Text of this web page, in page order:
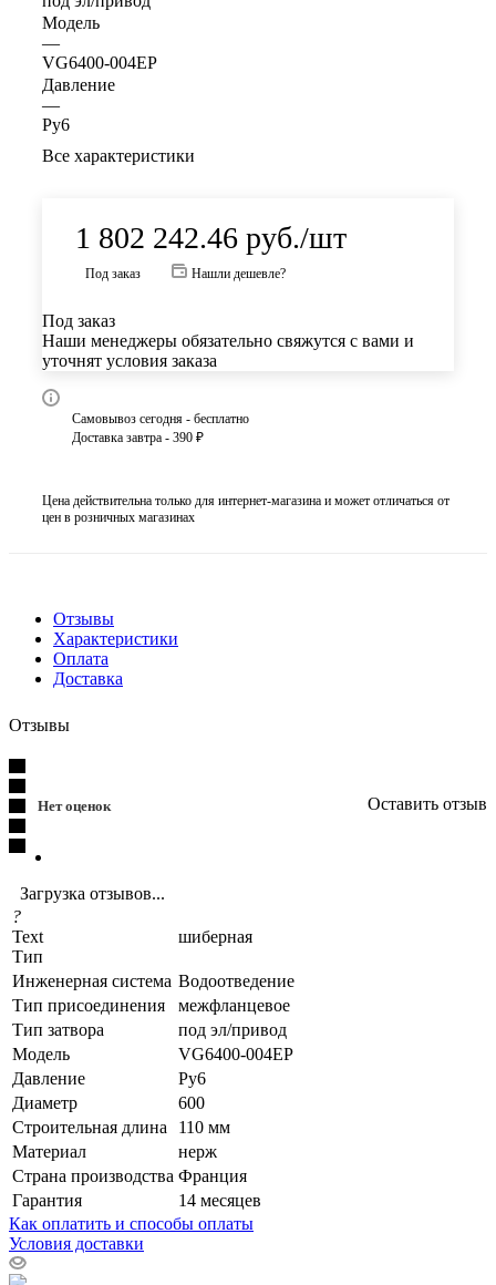
Модель
—
VG6400-004EP
Давление
—
Ру6
Все характеристики
1 802 242.46 руб./шт
Под заказ Нашли дешевле?
Под заказ
Наши менеджеры обязательно свяжутся с вами и
уточнят условия заказа
Самовывоз сегодня - бесплатно
Доставка завтра - 390 ₽
Цена действительна только для интернет-магазина и может отличаться от
цен в розничных магазинах
Отзывы
Характеристики
Оплата
Доставка
Отзывы
Нет оценок Оставить отзыв
Загрузка отзывов...
?
Text
Тип
шиберная
Инженерная система Водоотведение
Тип присоединения
межфланцевое
Тип затвора
под эл/привод
Модель
VG6400-004EP
Давление
Ру6
Диаметр
600
Строительная длина
110 мм
Материал
нерж
Страна производства Франция
Гарантия
14 месяцев
Как оплатить и способы оплаты
Условия доставки